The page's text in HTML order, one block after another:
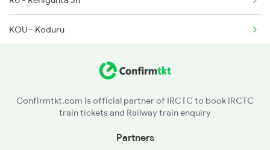
KOU - Koduru
Confirmtkt.com is official partner of IRCTC to book IRCTC
train tickets and Railway train enquiry
Partners